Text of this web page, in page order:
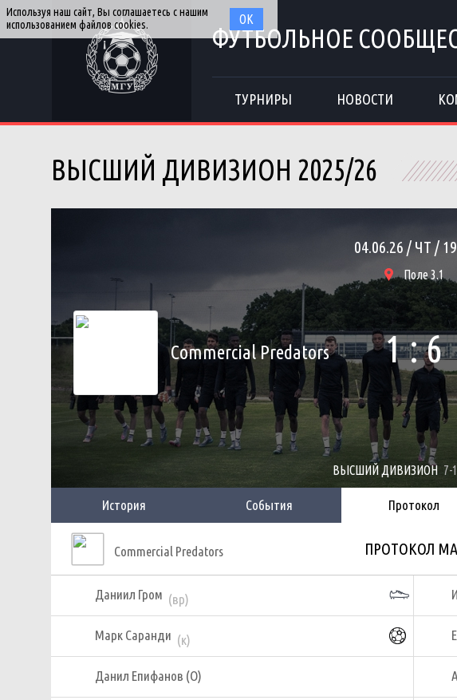
ФУТБОЛЬНОЕ
ТУРНИРЫ НОВОСТИ
ВЫСШИЙ ДИВИЗИОН 2025/26
Commercial Predators
04.06.26 / ЧТ /
Поле 3.1
1 : 6
ВЫСШИЙ ДИВИЗИОН 7-
История События Протокол
ПРОТОКОЛ
Commercial Predators
Даниил Гром (вр)
Марк Саранди (к)
Данил Епифанов (О)
Используя наш сайт, Вы соглашаетесь с нашим
использованием файлов cookies.
ОК